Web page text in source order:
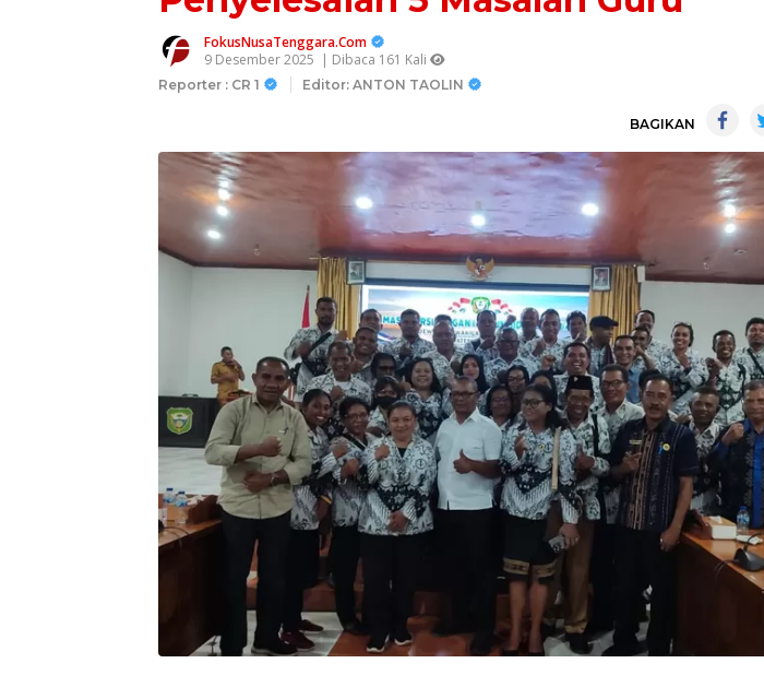
FokusNusaTenggara.Com
9 Desember 2025 | Dibaca 161 Kali
Reporter : CR 1 Editor: ANTON TAOLIN
BAGIKAN